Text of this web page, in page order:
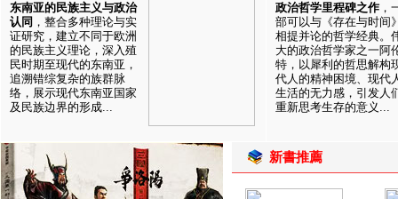
东南亚的民族主义与政治
认同 ，整合多种理论与实
证研究，建立不同于欧洲
的民族主义理论，深入殖
民时期至现代的东南亚，
追溯错综复杂的族群脉
络，展示现代东南亚国家
及民族边界的形成...
政治哲学里程碑之作 ，
部可以与《存在与时间
相提并论的哲学经典。
大的政治哲学家之一阿
特，以犀利的哲思解构
代人的精神困境、现代
生活的无力感，引发人
重新思考生存的意义...
新書推薦